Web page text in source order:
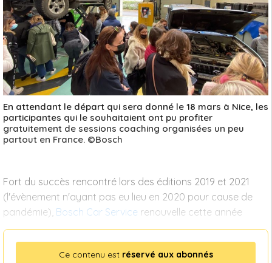
En attendant le départ qui sera donné le 18 mars à Nice, les
participantes qui le souhaitaient ont pu profiter
gratuitement de sessions coaching organisées un peu
partout en France. ©Bosch
Fort du succès rencontré lors des éditions 2019 et 2021
(l'évènement n'ayant pas eu lieu en 2020 pour cause de
pandémie), Bosch Car Service renouvelle cette année
Ce contenu est réservé aux abonnés